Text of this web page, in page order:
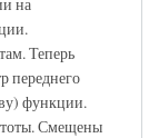
Теперь
переднего
функции.
Смещены